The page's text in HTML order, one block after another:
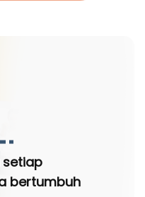
bertumbuh